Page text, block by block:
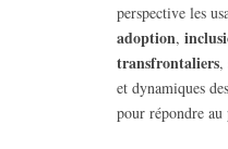
perspective les
adoption,
transfrontaliers,
et dynamiques
pour répondre au